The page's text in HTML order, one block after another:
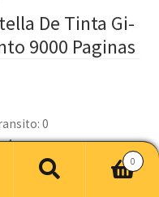
De Tinta Gi-
9000 Paginas
0
4
0